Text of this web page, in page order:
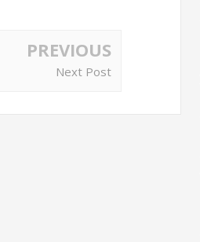
PREVIOUS
Next Post